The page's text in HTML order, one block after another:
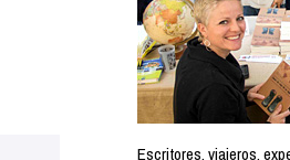
Escritores, viajeros,